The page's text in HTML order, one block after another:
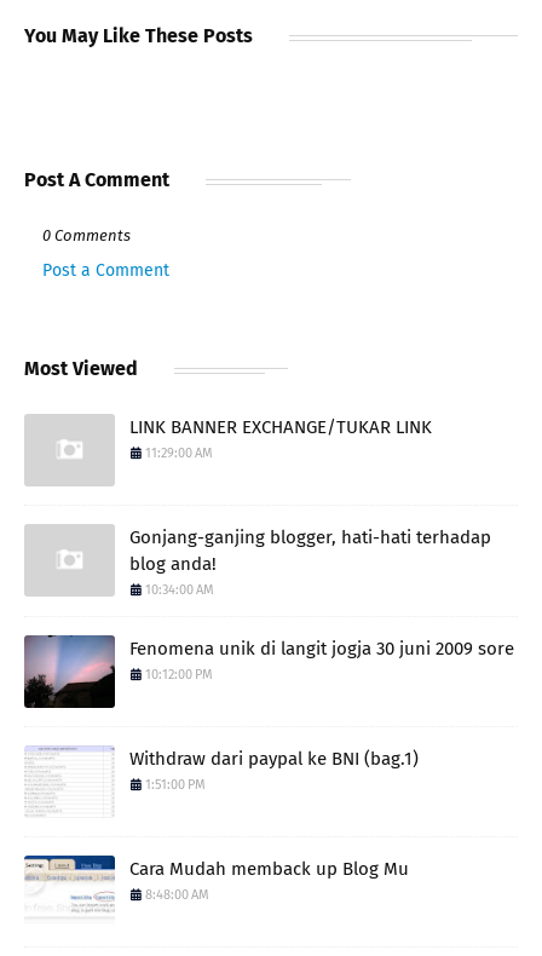
You May Like These Posts
Post A Comment
0 Comments
Post a Comment
Most Viewed
LINK BANNER EXCHANGE/TUKAR LINK
11:29:00 AM
Gonjang-ganjing blogger, hati-hati terhadap
blog anda!
10:34:00 AM
Fenomena unik di langit jogja 30 juni 2009 sore
10:12:00 PM
Withdraw dari paypal ke BNI (bag.1)
1:51:00 PM
Cara Mudah memback up Blog Mu
8:48:00 AM